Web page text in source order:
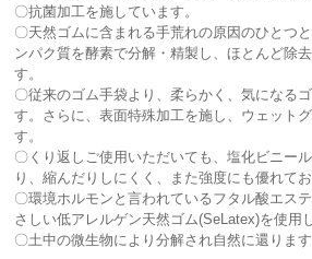
〇抗菌加工を施しています。
〇天然ゴムに含まれる手荒れの原因のひとつ
ンパク質を酵素で分解・精製し、ほとんど除
す。
〇従来のゴム手袋より、柔らかく、気になる
す。さらに、表面特殊加工を施し、ウェット
す。
〇くり返しご使用いただいても、塩化ビニー
り、縮んだりしにくく、また強度にも優れてお
〇環境ホルモンと言われているフタル酸エス
さしい低アレルゲン天然ゴム(SeLatex)を使用
〇土中の微生物により分解され自然に還ります